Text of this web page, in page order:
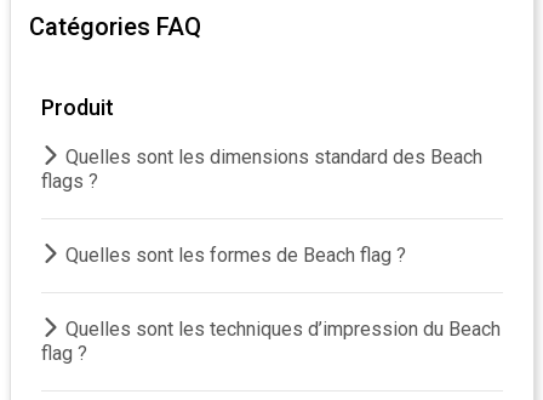
Catégories FAQ
Produit
Quelles sont les dimensions standard des Beach
flags ?
Quelles sont les formes de Beach flag ?
Quelles sont les techniques d’impression du Beach
flag ?